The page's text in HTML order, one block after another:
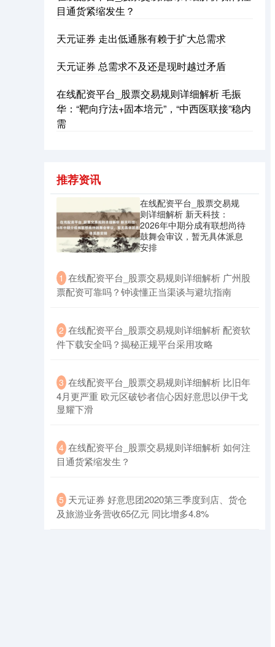
国债指数
上证综指 3940.04 +39.68 +1.02%
目通货紧缩发生？
天元证券 走出低通胀有赖于扩大总需求
天元证券 总需求不及还是现时越过矛盾
在线配资平台_股票交易规则详细解析 毛振
华：“靶向疗法+固本培元”，“中西医联接”稳内
需
推荐资讯
在线配资平台_股票交易规
则详细解析 新天科技：
2026年中期分成有联想尚待
鼓舞会审议，暂无具体派息
安排
1 ​在线配资平台_股票交易规则详细解析 广州股
票配资可靠吗？钟读懂正当渠谈与避坑指南
2 ​在线配资平台_股票交易规则详细解析 配资软
件下载安全吗？揭秘正规平台采用攻略
3 ​在线配资平台_股票交易规则详细解析 比旧年
4月更严重 欧元区破钞者信心因好意思以伊干戈
显耀下滑
4 ​在线配资平台_股票交易规则详细解析 如何注
目通货紧缩发生？
5 ​天元证券 好意思团2020第三季度到店、货仓
及旅游业务营收65亿元 同比增多4.8%